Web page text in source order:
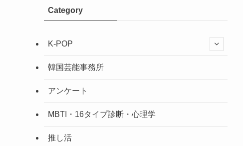
Category
K-POP
韓国芸能事務所
アンケート
MBTI・16タイプ診断・心理学
推し活